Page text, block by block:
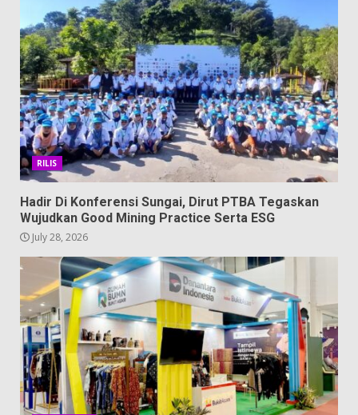
RILIS
Hadir Di Konferensi Sungai, Dirut PTBA Tegaskan
Wujudkan Good Mining Practice Serta ESG
July 28, 2026